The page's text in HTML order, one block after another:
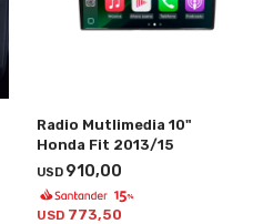
Radio Mutlimedia 10"
Honda Fit 2013/15
USD 910,00
USD 773,50